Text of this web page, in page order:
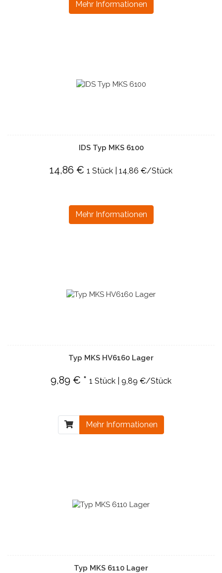
Mehr Informationen
IDS Typ MKS 6100
14,86 € 1 Stück | 14,86 €/Stück
Mehr Informationen
Typ MKS HV6160 Lager
9,89 € * 1 Stück | 9,89 €/Stück
Mehr Informationen
Typ MKS 6110 Lager